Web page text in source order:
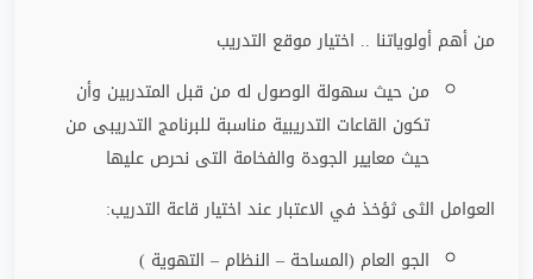
من أهم أولوياتنا .. اختيار موقع التدريب
من حيث سهولة الوصول له من قبل المتدربين وأن
تكون القاعات التدريبية مناسبة للبرنامج التدريبى من
حيث معايير الجودة والفخامة التى نحرص عليها
العوامل الثى ثؤخذ في الاعتبار عند اختيار قاعة التدريب:
الجو العام (المساحة – النظام – التهوية )